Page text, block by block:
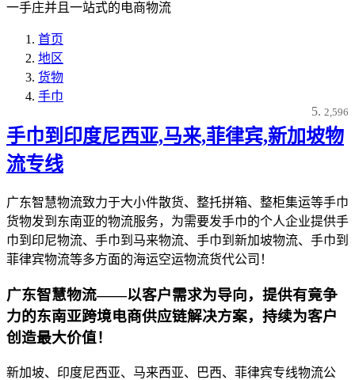
一手庄并且一站式的电商物流
首页
地区
货物
手巾
2,596
手巾到印度尼西亚,马来,菲律宾,新加坡物
流专线
广东智慧物流致力于大小件散货、整托拼箱、整柜集运等手巾
货物发到东南亚的物流服务，为需要发手巾的个人企业提供手
巾到印尼物流、手巾到马来物流、手巾到新加坡物流、手巾到
菲律宾物流等多方面的海运空运物流货代公司！
广东智慧物流——以客户需求为导向，提供有竟争
力的东南亚跨境电商供应链解决方案，持续为客户
创造最大价值！
新加坡、印度尼西亚、马来西亚、巴西、菲律宾专线物流公